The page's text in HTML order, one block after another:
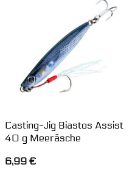
Casting-Jig Biastos Assist
40 g Meeräsche
6,99 €